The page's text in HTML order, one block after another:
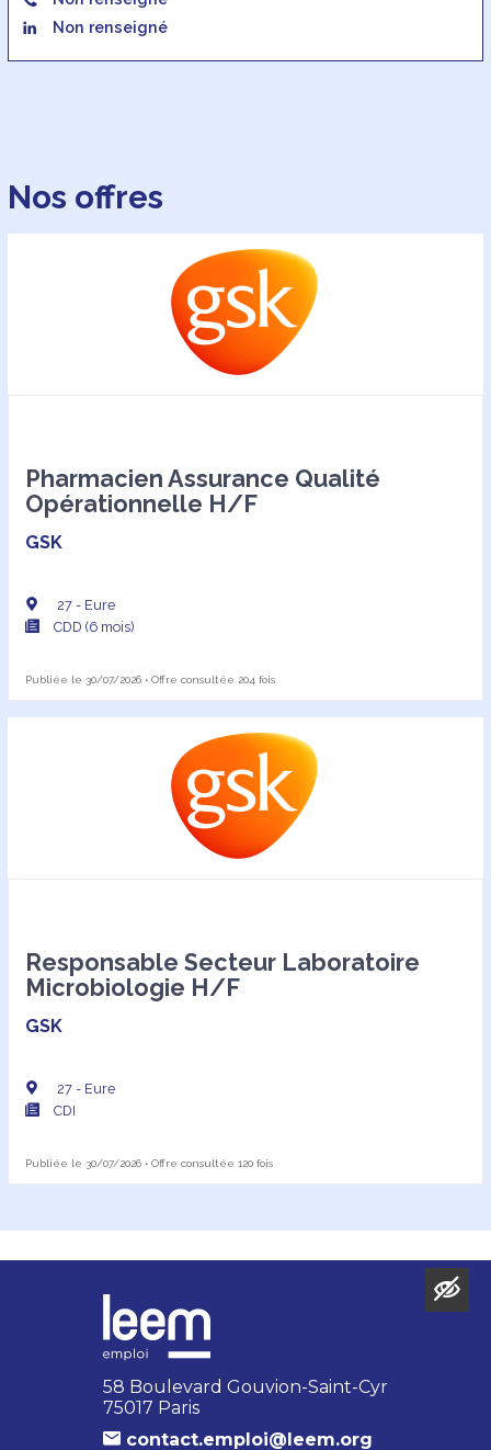
Non renseigné
Nos offres
Pharmacien Assurance Qualité
Opérationnelle H/F
GSK
27 - Eure
CDD (6 mois)
Publiée le 30/07/2026 • Offre consultée 204 fois
Responsable Secteur Laboratoire
Microbiologie H/F
GSK
27 - Eure
CDI
Publiée le 30/07/2026 • Offre consultée 120 fois
58 Boulevard Gouvion-Saint-Cyr
75017 Paris
contact.emploi@leem.org